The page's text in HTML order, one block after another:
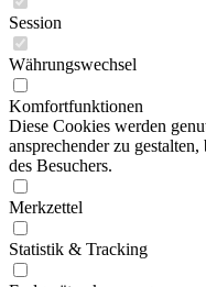
Session
Währungswechsel
Komfortfunktionen
Diese Cookies werden
ansprechender zu
des Besuchers.
Merkzettel
Statistik & Tracking